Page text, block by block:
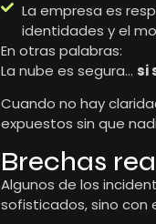
La empresa es
identidades y el
En otras palabras:
La nube es segura… si
Cuando no hay
expuestos sin que
Brechas
Algunos de los
sofisticados, sino con